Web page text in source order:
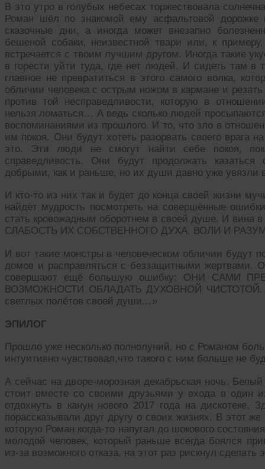
В это утро в голубых небесах торжествовала
Роман шёл по знакомой ему асфальтовой
сказочные дни, а иногда может внезапно
бешеной собаки, неизвестной твари или, к
встречается с твоим лучшим другом. Иногда такие
в горести уйти туда, где нет людей. И сидеть там
главное не превратиться в этого самого волка,
обличии человека с острым ножом в кармане и
против той несправедливости, которую в
нельзя ломаться… А ведь сколько людей
воспоминаниями из прошлого. И то, что зло в
им покоя. Они будут хотеть разорвать своего врага
это. Эти люди не смогут найти себе покоя,
справедливость. Они будут продолжать
добрыми, как и раньше, но их души давно уже
И кто-то из них так и будет до конца своей жизни
найдёт мудрость посмотреть на совершённые
стать кровожадным оборотнем в своей душе. И вина в
СЛАБОСТЬ ИХ СОБСТВЕННОГО ДУХА, ВОЛИ И
И вот такие монстры в человеческом обличии будут
домов и расправляться с беззащитными жертвами.
совершают ещё большую ошибку: ОНИ САМИ
ВОЗМОЖНОСТИ ОБЛАДАТЬ ДУХОВНОЙ ЧИСТОТОЙ. А
светлых полётов своей души…»
ЭПИЛОГ
Прошло уже несколько полнолуний, но с Романом
интуитивно чувствовал,что такого с ним больше не
А сейчас на дворе-морозная декабрьская ночь.
стоит вместе со своими друзьями у входа в
отдохнуть в канун нового 2017 года на дискотеке.
порассказывали друг другу о своих жизнях. В этот
которую Роман когда-то напугал до шокового
молодой человек, который раньше всегда боялся
из-за возможного отказа, на этот раз рискнул сделать